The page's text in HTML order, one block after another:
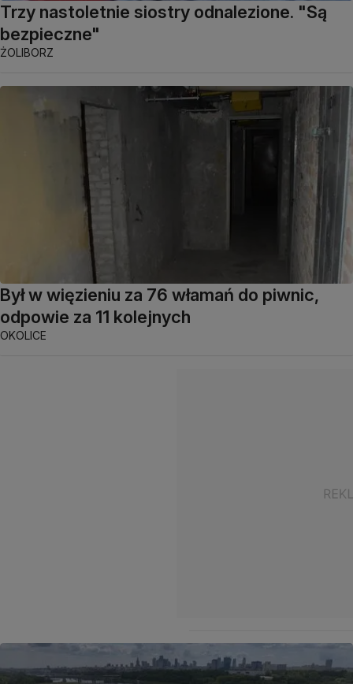
Trzy nastoletnie siostry odnalezione. "Są
bezpieczne"
ŻOLIBORZ
Był w więzieniu za 76 włamań do piwnic,
odpowie za 11 kolejnych
OKOLICE